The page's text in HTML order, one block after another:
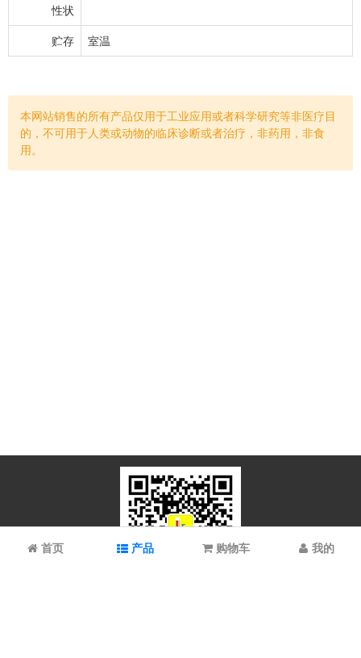
性状
贮存
室温
本网站销售的所有产品仅用于工业应用或者科学研究等非医疗目
的，不可用于人类或动物的临床诊断或者治疗，非药用，非食
用。
首页 产品 购物车 我的